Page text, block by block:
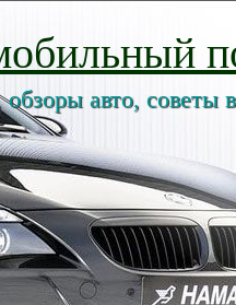
авто, советы